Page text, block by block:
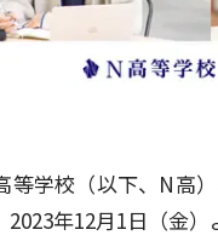
学校（以下、N高
年12月1日（金）